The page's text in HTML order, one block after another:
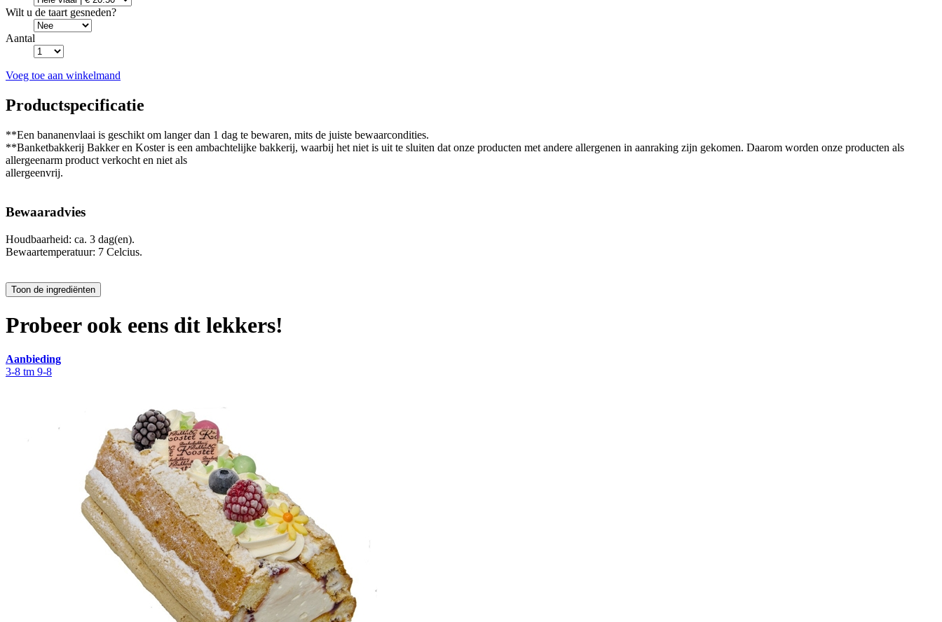
Wilt u de taart gesneden?
Aantal
Voeg toe aan winkelmand
Productspecificatie
**Een bananenvlaai is geschikt om langer dan 1 dag te bewaren, mits de juiste bewaarcondities.
**Banketbakkerij Bakker en Koster is een ambachtelijke bakkerij, waarbij het niet is uit te sluiten dat onze producten met andere allergenen in aanraking zijn gekomen. Daarom worden onze producten als
allergeenarm product verkocht en niet als
allergeenvrij.
Bewaaradvies
Houdbaarheid: ca. 3 dag(en).
Bewaartemperatuur: 7 Celcius.
Probeer ook eens dit lekkers!
Aanbieding
3-8 tm 9-8